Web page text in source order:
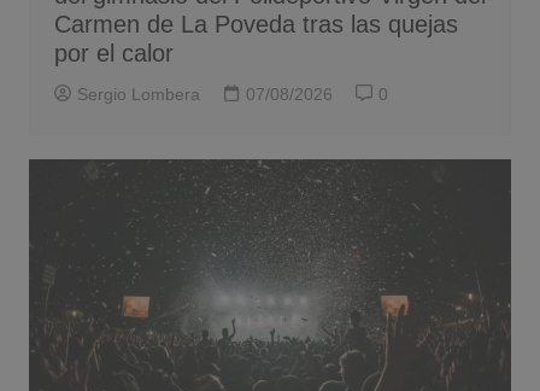
Carmen de La Poveda tras las quejas
por el calor
Sergio Lombera 07/08/2026 0